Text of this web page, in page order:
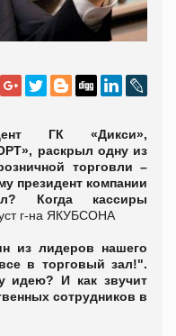
ГК «Дикси»,
раскрыл одну из
торговли –
президент компании
Когда кассиры
г-на ЯКУБСОНА
из лидеров нашего
в торговый зал!".
идею? И как звучит
сотрудников в